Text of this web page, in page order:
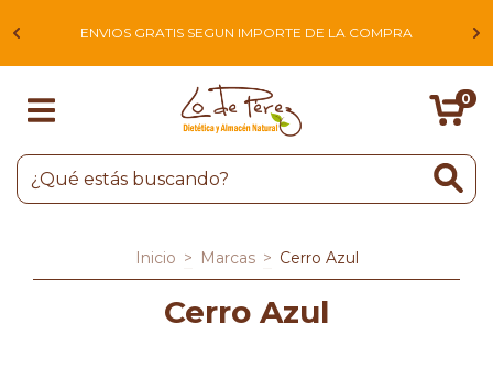
ENVIOS GRATIS SEGUN IMPORTE DE LA COMPRA
0
Inicio > Marcas > Cerro Azul
Cerro Azul